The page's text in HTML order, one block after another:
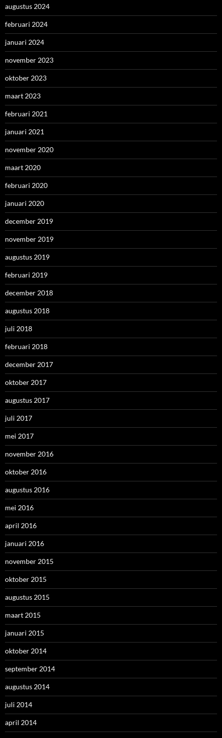
augustus 2024
februari 2024
januari 2024
november 2023
oktober 2023
maart 2023
februari 2021
januari 2021
november 2020
maart 2020
februari 2020
januari 2020
december 2019
november 2019
augustus 2019
februari 2019
december 2018
augustus 2018
juli 2018
februari 2018
december 2017
oktober 2017
augustus 2017
juli 2017
mei 2017
november 2016
oktober 2016
augustus 2016
mei 2016
april 2016
januari 2016
november 2015
oktober 2015
augustus 2015
maart 2015
januari 2015
oktober 2014
september 2014
augustus 2014
juli 2014
april 2014